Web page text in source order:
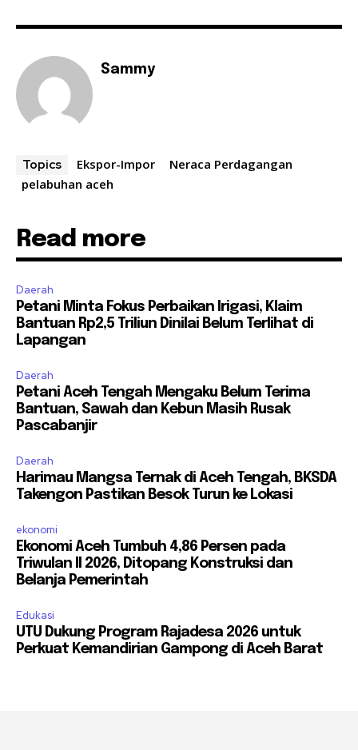
Sammy
Topics Ekspor-Impor
Neraca Perdagangan
pelabuhan aceh
Read more
Daerah
Petani Minta Fokus Perbaikan Irigasi, Klaim
Bantuan Rp2,5 Triliun Dinilai Belum Terlihat di
Lapangan
Daerah
Petani Aceh Tengah Mengaku Belum Terima
Bantuan, Sawah dan Kebun Masih Rusak
Pascabanjir
Daerah
Harimau Mangsa Ternak di Aceh Tengah, BKSDA
Takengon Pastikan Besok Turun ke Lokasi
ekonomi
Ekonomi Aceh Tumbuh 4,86 Persen pada
Triwulan II 2026, Ditopang Konstruksi dan
Belanja Pemerintah
Edukasi
UTU Dukung Program Rajadesa 2026 untuk
Perkuat Kemandirian Gampong di Aceh Barat